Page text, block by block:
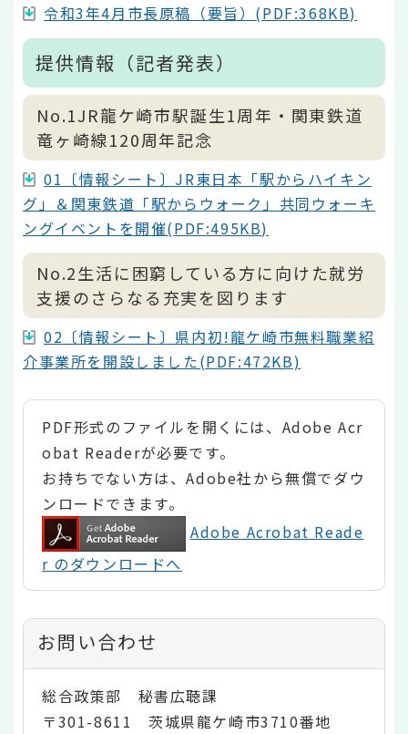
令和3年4月市長原稿（要旨）(PDF:368KB)
提供情報（記者発表）
No.1JR龍ケ崎市駅誕生1周年・関東鉄道
竜ヶ崎線120周年記念
01〔情報シート〕JR東日本「駅からハイキン
グ」＆関東鉄道「駅からウォーク」共同ウォーキ
ングイベントを開催(PDF:495KB)
No.2生活に困窮している方に向けた就労
支援のさらなる充実を図ります
02〔情報シート〕県内初!龍ケ崎市無料職業紹
介事業所を開設しました(PDF:472KB)
PDF形式のファイルを開くには、Adobe Acr
obat Readerが必要です。
お持ちでない方は、Adobe社から無償でダウ
ンロードできます。
Adobe Acrobat Reade
r のダウンロードへ
お問い合わせ
総合政策部 秘書広聴課
〒301-8611 茨城県龍ケ崎市3710番地